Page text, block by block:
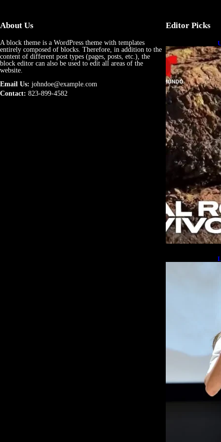
About Us
A block theme is a WordPress theme with templates
entirely composed of blocks. Therefore, in addition to the
content of different post types (pages, posts, etc.), the
block editor can also be used to edit all areas of the
website.
Email Us: johndoe@example.com
Contact: 823-899-4582
Editor Picks